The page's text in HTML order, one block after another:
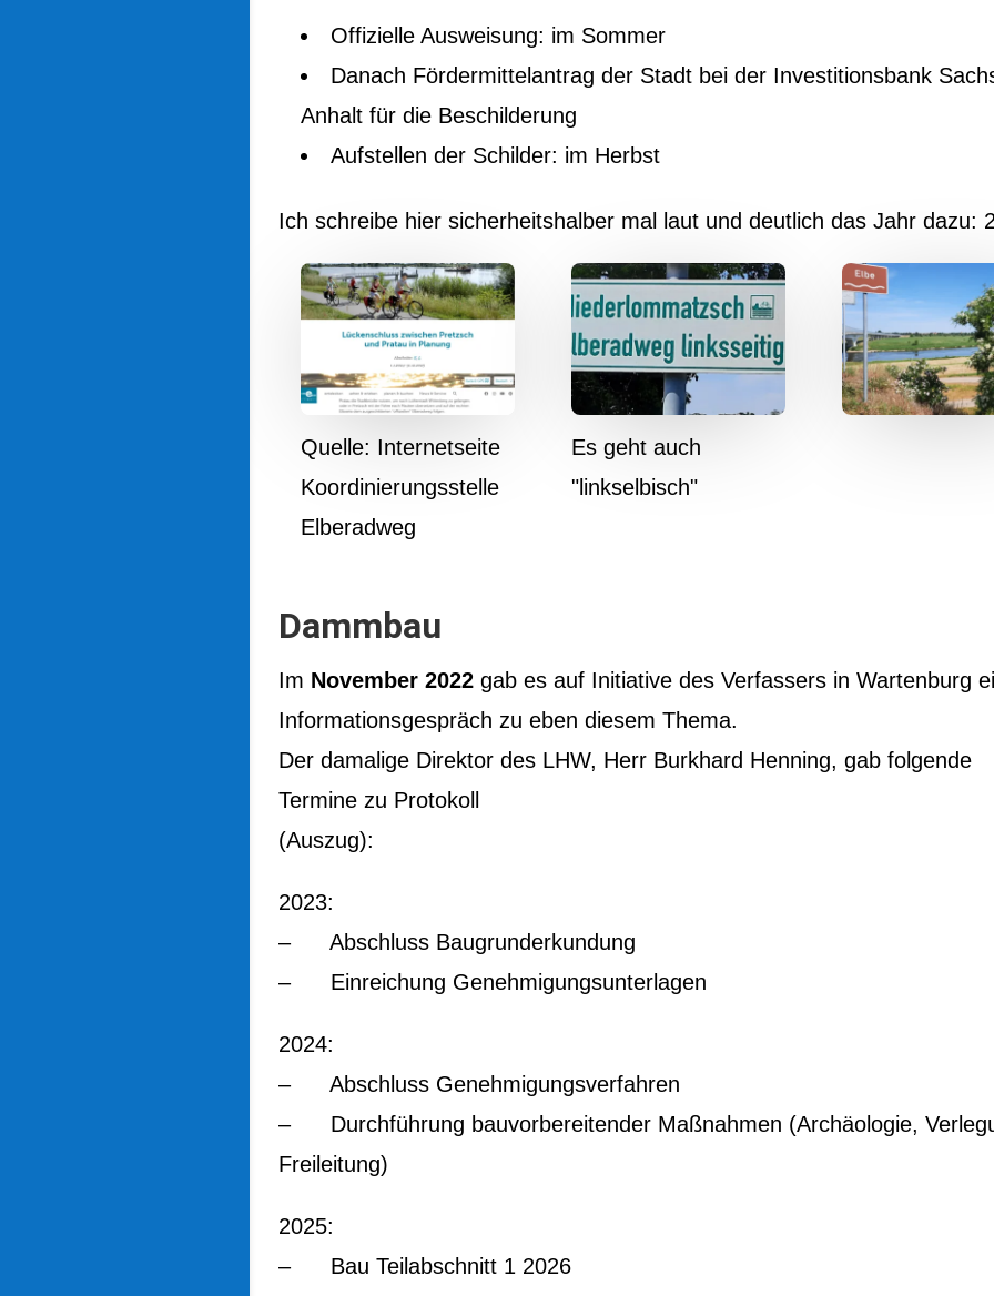
Offizielle Ausweisung: im Sommer
Danach Fördermittelantrag der Stadt bei der Investitionsbank
Anhalt für die Beschilderung
Aufstellen der Schilder: im Herbst
Ich schreibe hier sicherheitshalber mal laut und deutlich das Jahr dazu:
Quelle: Internetseite
Koordinierungsstelle
Elberadweg
Es geht auch
"linkselbisch"
Dammbau
Im November 2022 gab es auf Initiative des Verfassers in Wartenburg
Informationsgespräch zu eben diesem Thema.
Der damalige Direktor des LHW, Herr Burkhard Henning, gab folgende
Termine zu Protokoll
(Auszug):
2023:
– Abschluss Baugrunderkundung
– Einreichung Genehmigungsunterlagen
2024:
– Abschluss Genehmigungsverfahren
– Durchführung bauvorbereitender Maßnahmen (Archäologie,
Freileitung)
2025:
– Bau Teilabschnitt 1 2026